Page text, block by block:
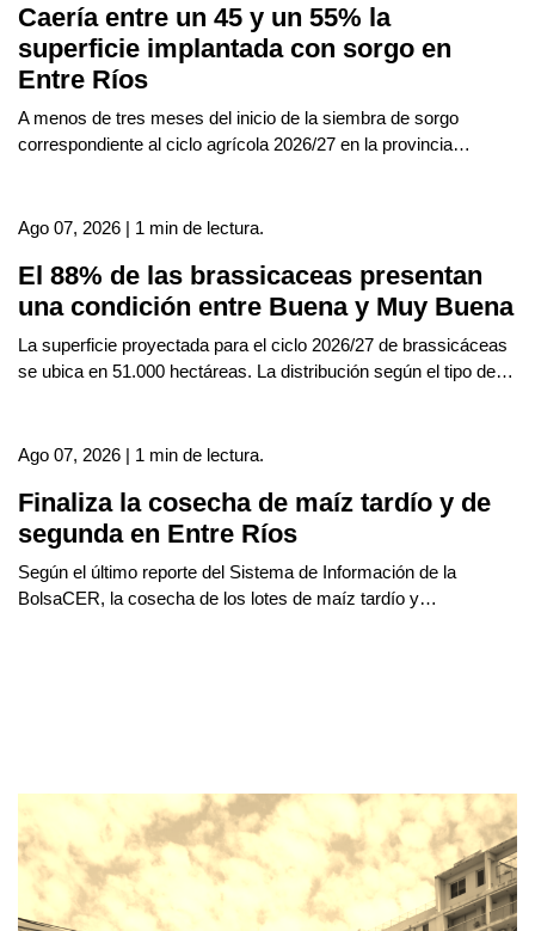
Caería entre un 45 y un 55% la
superficie implantada con sorgo en
Entre Ríos
A menos de tres meses del inicio de la siembra de sorgo
correspondiente al ciclo agrícola 2026/27 en la provincia…
Ago 07, 2026 | 1 min de lectura.
El 88% de las brassicaceas presentan
una condición entre Buena y Muy Buena
La superficie proyectada para el ciclo 2026/27 de brassicáceas
se ubica en 51.000 hectáreas. La distribución según el tipo de…
Ago 07, 2026 | 1 min de lectura.
Finaliza la cosecha de maíz tardío y de
segunda en Entre Ríos
Según el último reporte del Sistema de Información de la
BolsaCER, la cosecha de los lotes de maíz tardío y…